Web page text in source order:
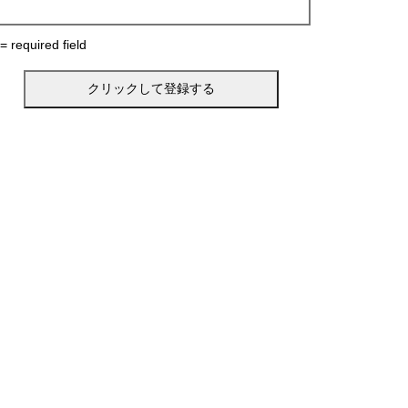
required field